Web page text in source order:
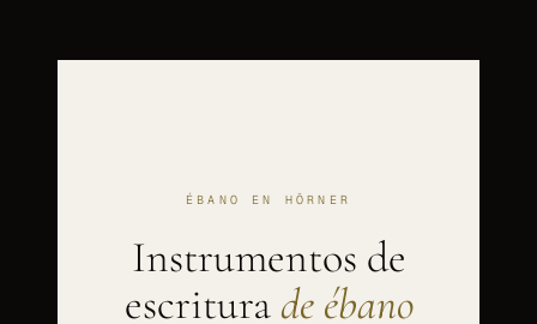
ÉBANO EN HÖRNER
Instrumentos de
escriturade ébano